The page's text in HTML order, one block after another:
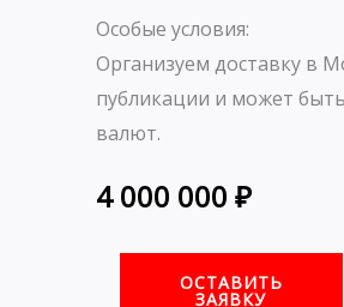
Особые условия:
Организуем доставку в
публикации и может
валют.
4 000 000 ₽
ОСТАВИТЬ
ЗАЯВКУ